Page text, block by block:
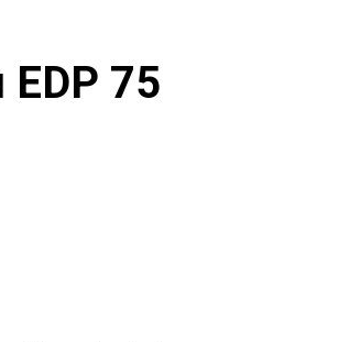
EDP 75